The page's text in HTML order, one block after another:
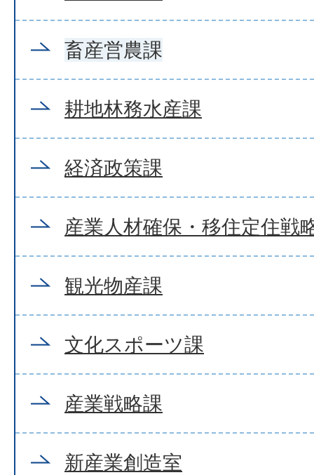
畜産営農課
耕地林務水産課
経済政策課
産業人材確保・移住定住戦
観光物産課
文化スポーツ課
産業戦略課
新産業創造室